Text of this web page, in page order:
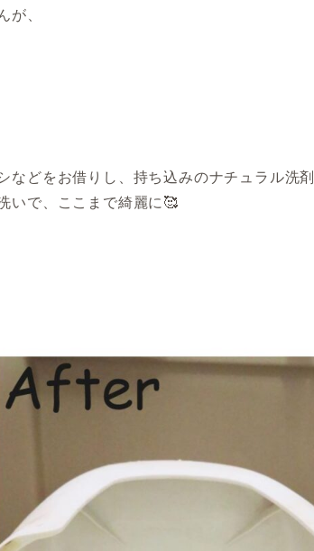
が、
などをお借りし、持ち込みのナチュラル洗剤
いで、ここまで綺麗に🥰